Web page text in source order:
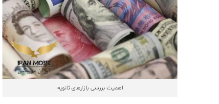
اهمیت بررسی بازارهای ثانویه